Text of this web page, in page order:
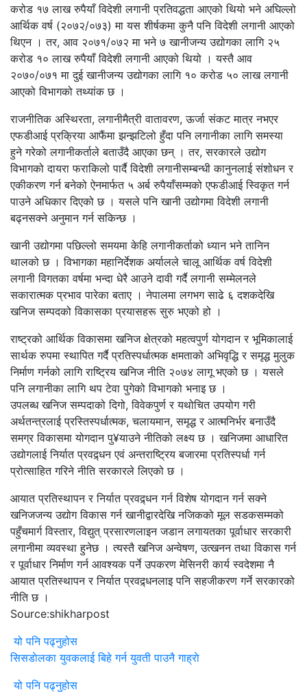
करोड १७ लाख रुपैयाँ विदेशी लगानी प्रतिवद्धता आएको थियो भने अघिल्लो
आर्थिक वर्ष (२०७२/०७३) मा यस शीर्षकमा कुनै पनि विदेशी लगानी आएको
थिएन । तर, आव २०७१/०७२ मा भने ७ खानीजन्य उद्योगका लागि २५
करोड १० लाख रुपैयाँ विदेशी लगानी आएको थियो । यस्तै आव
२०७०/०७१ मा दुई खानीजन्य उद्योगका लागि १० करोड ५० लाख लगानी
आएको विभागको तथ्यांक छ ।
राजनीतिक अस्थिरता, लगानीमैत्री वातावरण, ऊर्जा संकट मात्र नभएर
एफडीआई प्रक्रिया आफैंमा झन्झटिलो हुँदा पनि लगानीका लागि समस्या
हुने गरेको लगानीकर्ताले बताउँदै आएका छन् । तर, सरकारले उद्योग
विभागको दायरा फराकिलो पार्दै विदेशी लगानीसम्बन्धी कानुनलाई संशोधन र
एकीकरण गर्न बनेको ऐनमार्फत ५ अर्ब रुपैयाँसम्मको एफडीआई स्विकृत गर्न
पाउने अधिकार दिएको छ । यसले पनि खानी उद्योगमा विदेशी लगानी
बढ्नसक्ने अनुमान गर्न सकिन्छ ।
खानी उद्योगमा पछिल्लो समयमा केहि लगानीकर्ताको ध्यान भने तानिन
थालको छ । विभागका महानिर्देशक अर्यालले चालू आर्थिक वर्ष विदेशी
लगानी विगतका वर्षमा भन्दा धेरै आउने दावी गर्दै लगानी सम्मेलनले
सकारात्मक प्रभाव पारेका बताए । नेपालमा लगभग साढे ६ दशकदेखि
खनिज सम्पदको विकासका प्रयासहरू सुरु भएको हो ।
राष्ट्रको आर्थिक विकासमा खनिज क्षेत्रको महत्वपुर्ण योगदान र भूमिकालाई
सार्थक रुपमा स्थापित गर्दै प्रतिस्पर्धात्मक क्षमताको अभिवृद्धि र समृद्ध मुलुक
निर्माण गर्नको लागि राष्ट्रिय खनिज नीति २०७४ लागू भएको छ । यसले
पनि लगानीका लागि थप टेवा पुगेको विभागको भनाइ छ ।
उपलब्ध खनिज सम्पदाको दिगो, विवेकपुर्ण र यथोचित उपयोग गरी
अर्थतन्त्रलाई प्रस्तिस्पर्धात्मक, चलायमान, समृद्ध र आत्मनिर्भर बनाउँदै
समग्र विकासमा योगदान पु¥याउने नीतिको लक्ष्य छ । खनिजमा आधारित
उद्योगलाई निर्यात प्रवद्र्धन एवं अन्तराष्ट्रिय बजारमा प्रतिस्पर्धा गर्न
प्रोत्साहित गरिने नीति सरकारले लिएको छ ।
आयात प्रतिस्थापन र निर्यात प्रवद्र्धन गर्न विशेष योगदान गर्न सक्ने
खनिजजन्य उद्योग विकास गर्न खानीद्वारदेखि नजिकको मूल सडकसम्मको
पहुँचमार्ग विस्तार, विद्युत् प्रसारणलाइन जडान लगायतका पूर्वाधार सरकारी
लगानीमा व्यवस्था हुनेछ । त्यस्तै खनिज अन्वेषण, उत्खनन तथा विकास गर्न
र पूर्वाधार निर्माण गर्न आवश्यक पर्ने उपकरण मेसिनरी कार्य स्वदेशमा नै
आयात प्रतिस्थापन र निर्यात प्रवद्र्धनलाइ पनि सहजीकरण गर्ने सरकारको
नीति छ ।
Source:shikharpost
यो पनि पढ्नुहोस
सिसडाेलका युवकलाई बिहे गर्न युवती पाउनै गाह्राे
यो पनि पढ्नुहोस